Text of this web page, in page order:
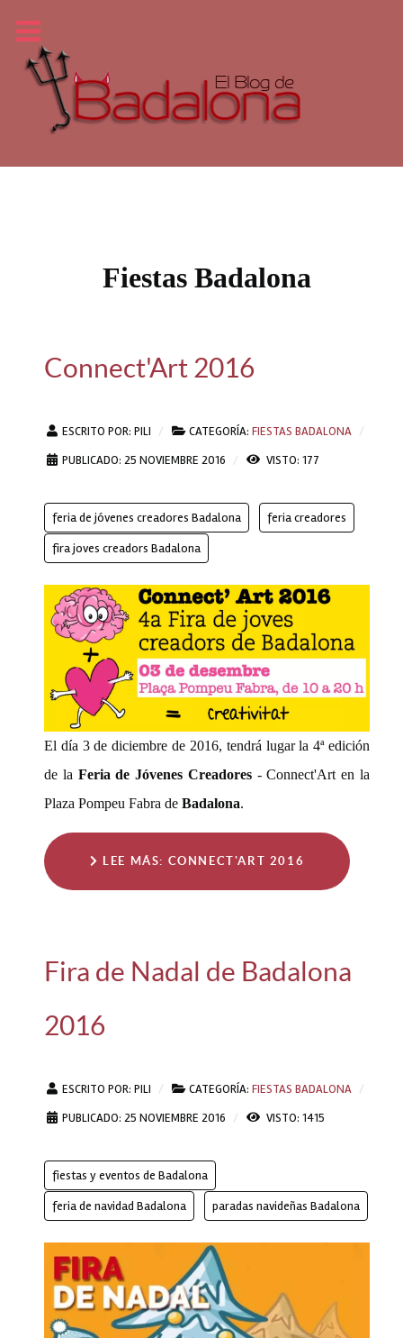
Fiestas Badalona
Connect'Art 2016
ESCRITO POR: PILI CATEGORÍA: FIESTAS BADALONA
PUBLICADO: 25 NOVIEMBRE 2016
VISTO: 177
feria de jóvenes creadores Badalona
feria creadores
fira joves creadors Badalona
El día 3 de diciembre de 2016, tendrá lugar la 4ª edición
de la Feria de Jóvenes Creadores- Connect'Art en la
Plaza Pompeu Fabra de Badalona.
LEE MÁS: CONNECT'ART 2016
Fira de Nadal de Badalona
2016
ESCRITO POR: PILI CATEGORÍA: FIESTAS BADALONA
PUBLICADO: 25 NOVIEMBRE 2016
VISTO: 1415
fiestas y eventos de Badalona
feria de navidad Badalona
paradas navideñas Badalona